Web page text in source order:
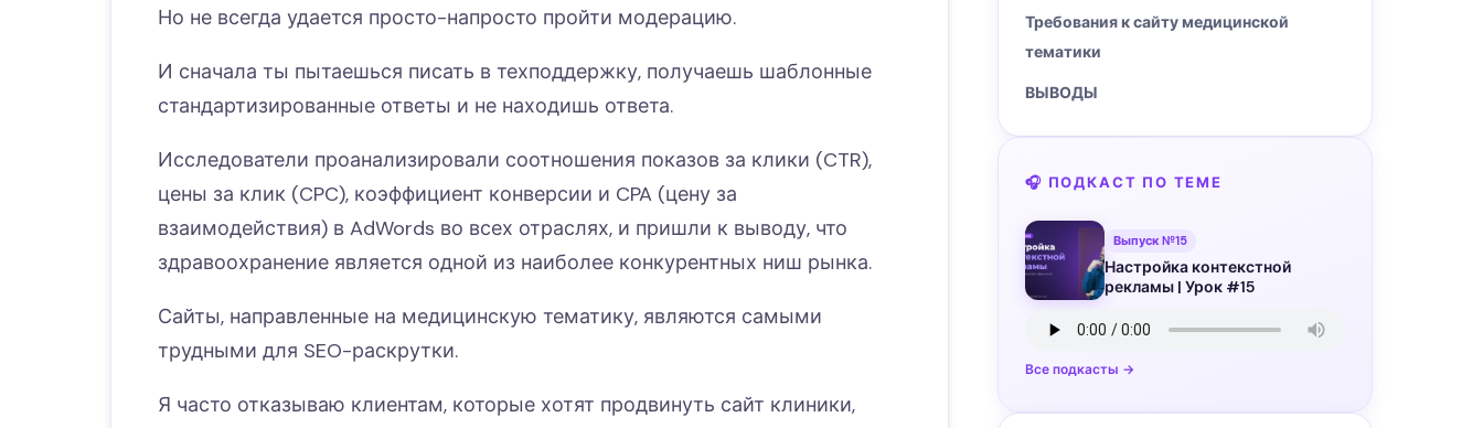
Но не всегда удается просто-напросто пройти модерацию.
И сначала ты пытаешься писать в техподдержку, получаешь шаблонные
стандартизированные ответы и не находишь ответа.
Исследователи проанализировали соотношения показов за клики (CTR),
цены за клик (CPC), коэффициент конверсии и CPA (цену за
взаимодействия) в AdWords во всех отраслях, и пришли к выводу, что
здравоохранение является одной из наиболее конкурентных ниш рынка.
Сайты, направленные на медицинскую тематику, являются самыми
трудными для SEO-раскрутки.
Я часто отказываю клиентам, которые хотят продвинуть сайт клиники,
Требования к сайту медицинской
тематики
ВЫВОДЫ
🎧 ПОДКАСТ ПО ТЕМЕ
Выпуск №15
Настройка контекстной
рекламы | Урок #15
Все подкасты →